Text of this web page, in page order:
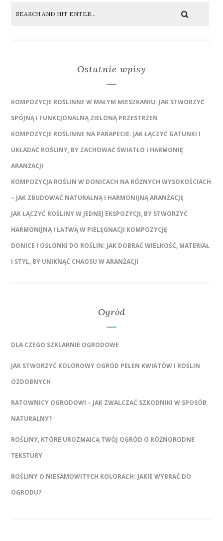
Ostatnie wpisy
KOMPOZYCJE ROŚLINNE W MAŁYM MIESZKANIU: JAK STWORZYĆ
SPÓJNĄ I FUNKCJONALNĄ ZIELONĄ PRZESTRZEŃ
KOMPOZYCJE ROŚLINNE NA PARAPECIE: JAK ŁĄCZYĆ GATUNKI I
UKŁADAĆ ROŚLINY, BY ZACHOWAĆ ŚWIATŁO I HARMONIĘ
ARANŻACJI
KOMPOZYCJA ROŚLIN W DONICACH NA RÓŻNYCH WYSOKOŚCIACH
– JAK ZBUDOWAĆ NATURALNĄ I HARMONIJNĄ ARANŻACJĘ
JAK ŁĄCZYĆ ROŚLINY W JEDNEJ EKSPOZYCJI, BY STWORZYĆ
HARMONIJNĄ I ŁATWĄ W PIELĘGNACJI KOMPOZYCJĘ
DONICE I OSŁONKI DO ROŚLIN: JAK DOBRAĆ WIELKOŚĆ, MATERIAŁ
I STYL, BY UNIKNĄĆ CHAOSU W ARANŻACJI
Ogród
DLA CZEGO SZKLARNIE OGRODOWE
JAK STWORZYĆ KOLOROWY OGRÓD PEŁEN KWIATÓW I ROŚLIN
OZDOBNYCH
RATOWNICY OGRODOWI – JAK ZWALCZAĆ SZKODNIKI W SPOSÓB
NATURALNY?
ROŚLINY, KTÓRE UROZMAICĄ TWÓJ OGRÓD O RÓŻNORODNE
TEKSTURY
ROŚLINY O NIESAMOWITYCH KOLORACH: JAKIE WYBRAĆ DO
OGRODU?